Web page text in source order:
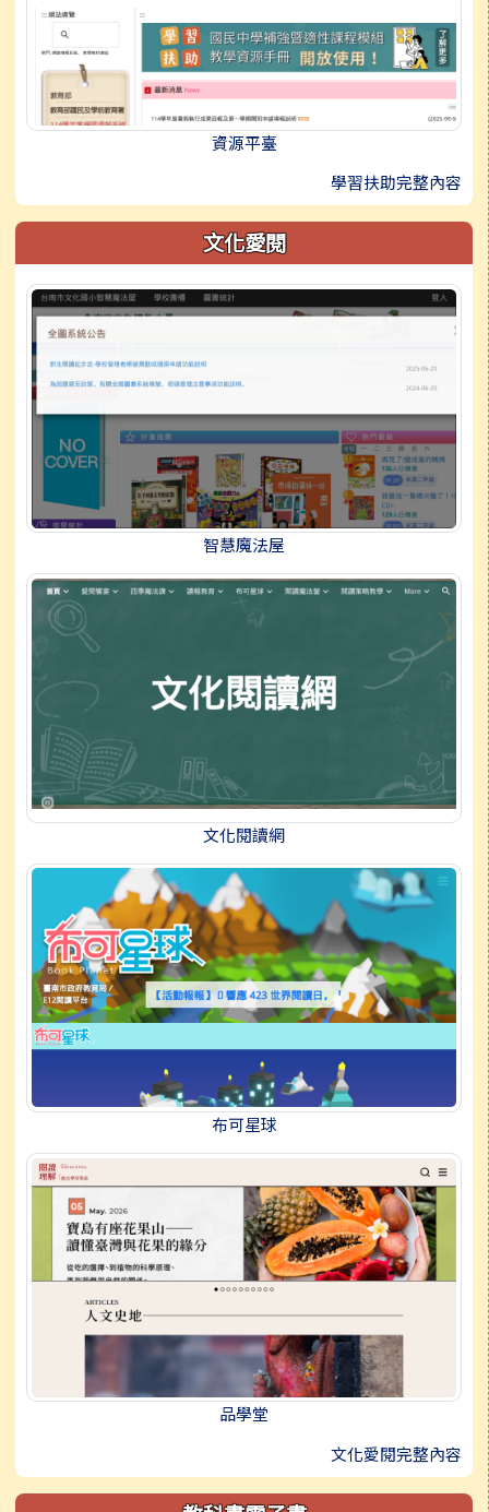
資源平臺
學習扶助完整內容
文化愛閱
智慧魔法屋
文化閱讀網
布可星球
品學堂
文化愛閱完整內容